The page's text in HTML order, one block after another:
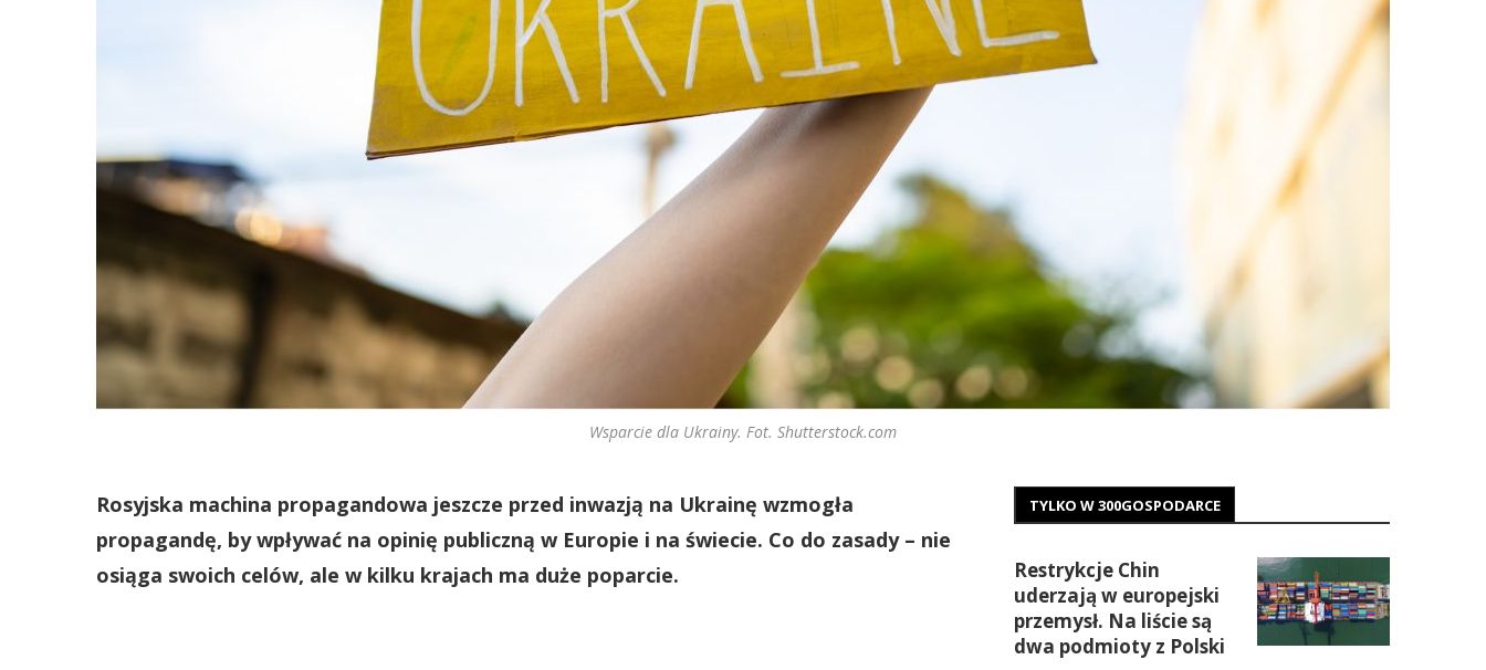
Wsparcie dla Ukrainy. Fot. Shutterstock.com
Rosyjska machina propagandowa jeszcze przed inwazją na Ukrainę wzmogła
propagandę, by wpływać na opinię publiczną w Europie i na świecie. Co do zasady – nie
osiąga swoich celów, ale w kilku krajach ma duże poparcie.
TYLKO W 300GOSPODARCE
Restrykcje Chin
uderzają w europejski
przemysł. Na liście są
dwa podmioty z Polski